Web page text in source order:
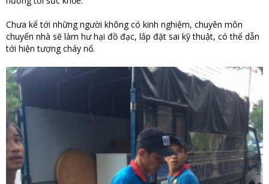
Chưa kể tới những người không có kinh nghiệm, chuyên môn
chuyển nhà sẽ làm hư hại đồ đạc, lắp đặt sai kỹ thuật, có thể dẫn
tới hiện tượng cháy nổ.